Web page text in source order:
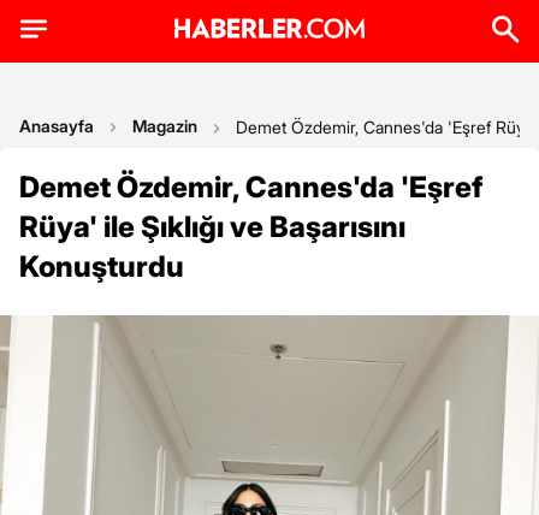
Anasayfa Magazin Demet Özdemir, Cannes'da 'Eşref Rüya'
Demet Özdemir, Cannes'da 'Eşref
Rüya' ile Şıklığı ve Başarısını
Konuşturdu